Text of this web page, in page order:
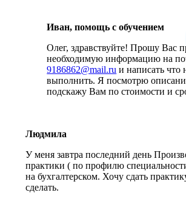
Иван, помощь с обучением
Олег, здравствуйте! Прошу Вас
необходимую информацию на
9186862@mail.ru и написать что
выполнить. Я посмотрю
подскажу Вам по стоимости и
Людмила
У меня завтра последний день
практики ( по профилю
на бухгалтерском. Хочу сдать
сделать.